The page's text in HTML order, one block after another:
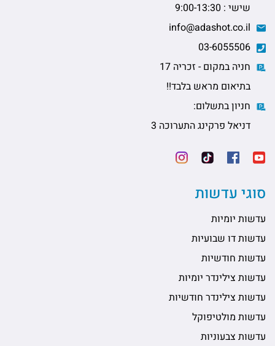
שישי : 9:00-13:30
חניה במקום - זכריה 17
בתיאום מראש בלבד!!
חניון בתשלום:
דניאל פרקינג התערוכה 3
סוגי עדשות
עדשות יומיות
עדשות דו שבועיות
עדשות חודשיות
עדשות צילינדר יומיות
עדשות צילינדר חודשיות
עדשות מולטיפוקל
עדשות צבעוניות